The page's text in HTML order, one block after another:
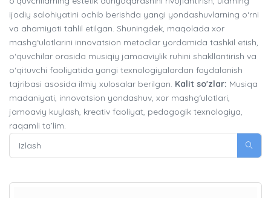
ijodiy salohiyatini ochib berishda yangi yondashuvlarning o‘rni
va ahamiyati tahlil etilgan. Shuningdek, maqolada xor
mashg‘ulotlarini innovatsion metodlar yordamida tashkil etish,
o‘quvchilar orasida musiqiy jamoaviylik ruhini shakllantirish va
o‘qituvchi faoliyatida yangi texnologiyalardan foydalanish
tajribasi asosida ilmiy xulosalar berilgan. Kalit so'zlar: Musiqa
madaniyati, innovatsion yondashuv, xor mashg‘ulotlari,
jamoaviy kuylash, kreativ faoliyat, pedagogik texnologiya,
raqamli ta’lim.